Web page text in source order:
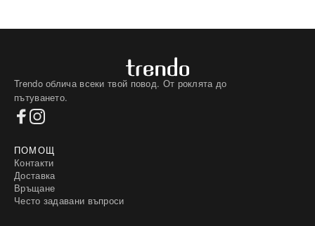
Trendo облича всеки твой повод. От роклята до
пътуването.
ПОМОЩ
Контакти
Доставка
Връщане
Често задавани въпроси